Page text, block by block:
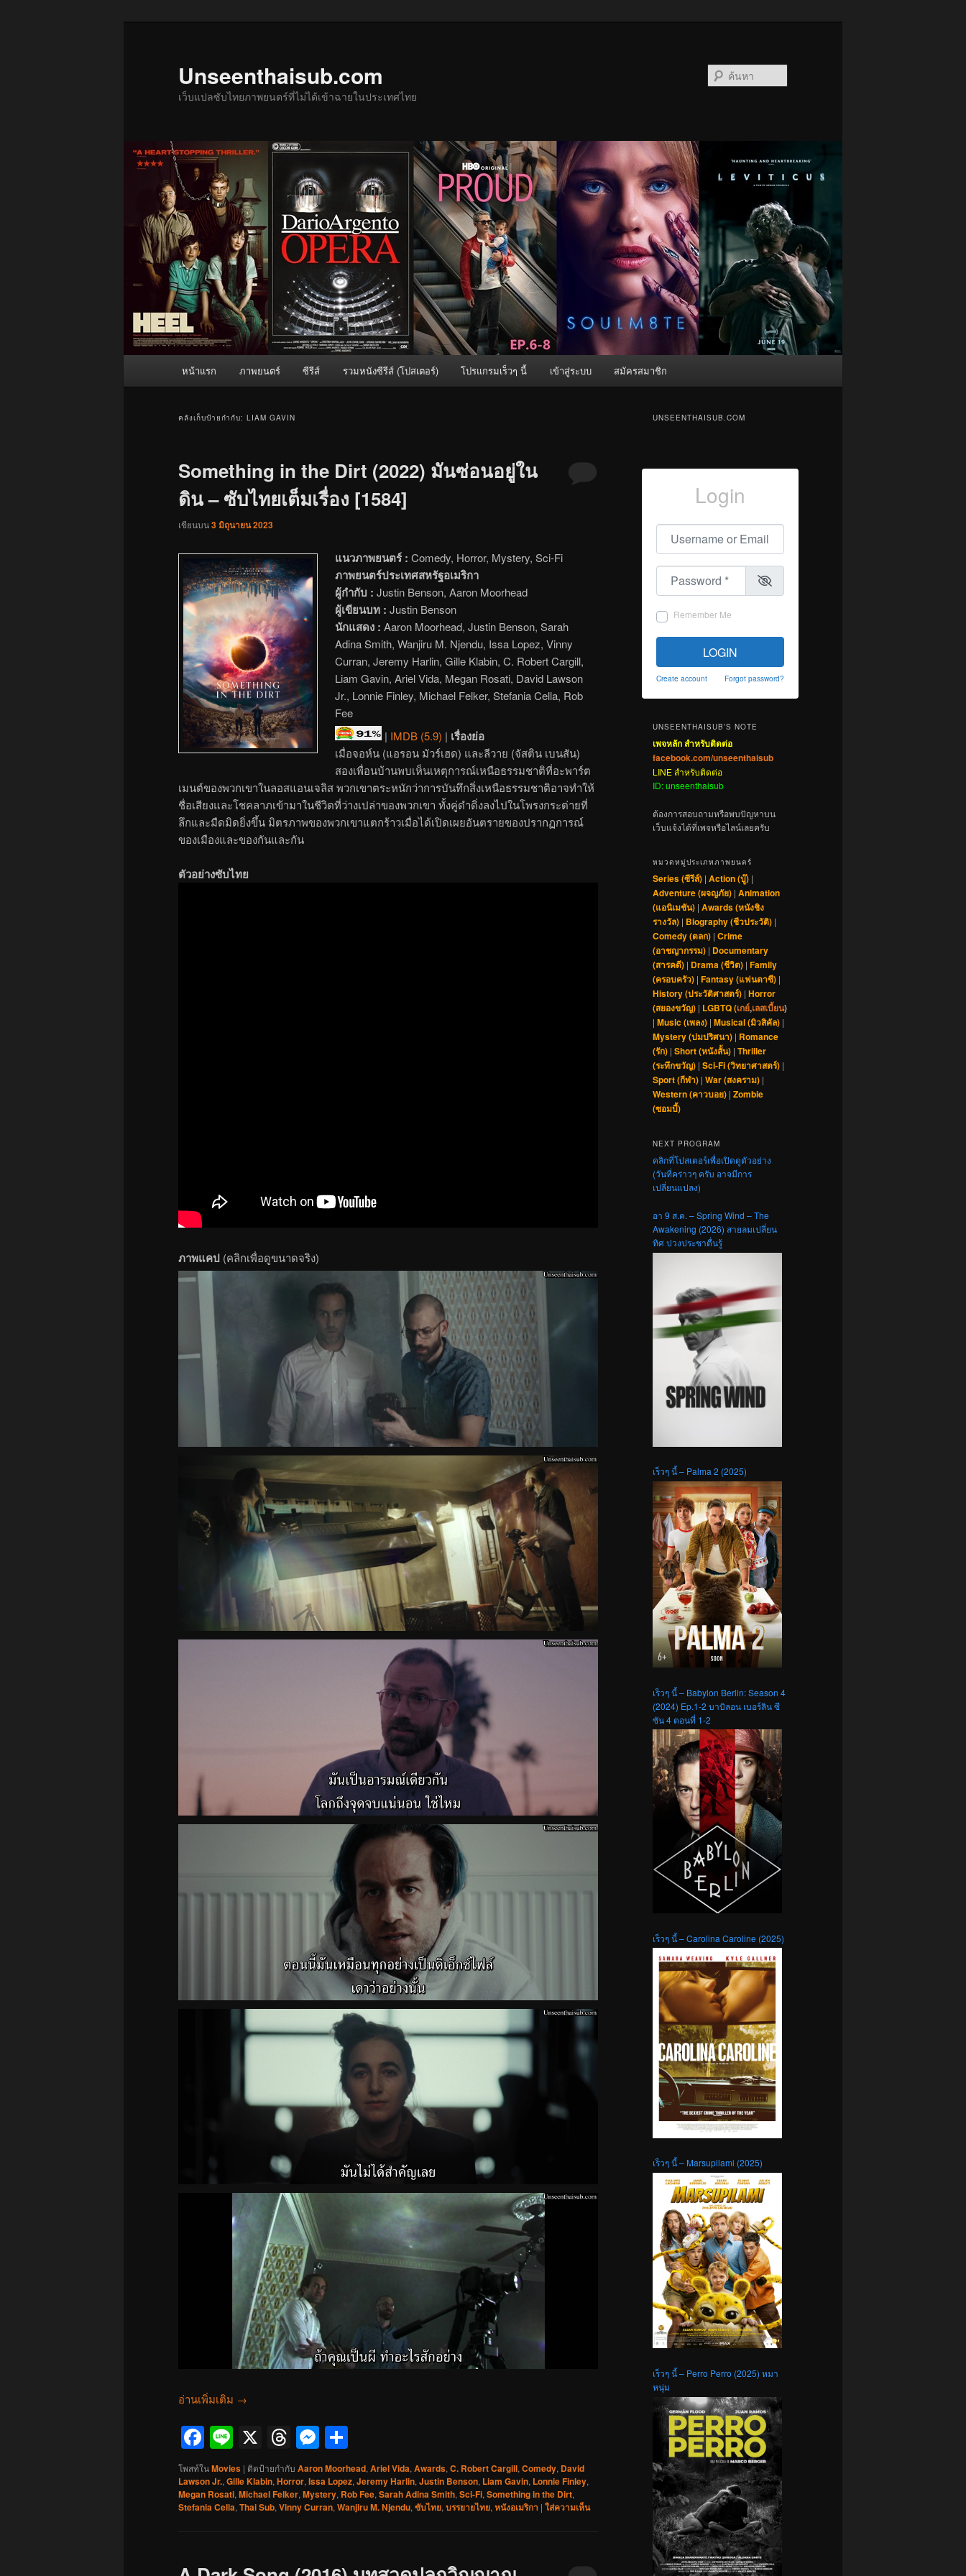
Unseenthaisub.com
เว็บแปลซับไทยภาพยนตร์ที่ไม่ได้เข้าฉายในประเทศไทย
หน้าแรก ภาพยนตร์ ซีรีส์ รวมหนังซีรีส์ (โปสเตอร์) โปรแกรมเร็วๆ นี้ เข้าสู่ระบบ สมัครสมาชิก
คลังเก็บป้ายกำกับ: LIAM GAVIN
Something in the Dirt (2022) มันซ่อนอยู่ใน
ดิน – ซับไทยเต็มเรื่อง [1584]
เขียนบน3 มิถุนายน 2023
แนวภาพยนตร์ : Comedy, Horror, Mystery, Sci-Fi
ภาพยนตร์ประเทศสหรัฐอเมริกา
ผู้กำกับ : Justin Benson, Aaron Moorhead
ผู้เขียนบท : Justin Benson
นักแสดง : Aaron Moorhead, Justin Benson, Sarah
Adina Smith, Wanjiru M. Njendu, Issa Lopez, Vinny
Curran, Jeremy Harlin, Gille Klabin, C. Robert Cargill,
Liam Gavin, Ariel Vida, Megan Rosati, David Lawson
Jr., Lonnie Finley, Michael Felker, Stefania Cella, Rob
Fee
| IMDB (5.9) | เรื่องย่อ
เมื่อจอห์น (แอรอน มัวร์เฮด) และลีวาย (จัสติน เบนสัน)
สองเพื่อนบ้านพบเห็นเหตุการณ์เหนือธรรมชาติที่อะพาร์ต
เมนต์ของพวกเขาในลอสแอนเจลิส พวกเขาตระหนักว่าการบันทึกสิ่งเหนือธรรมชาติอาจทำให้
ชื่อเสียงและโชคลาภเข้ามาในชีวิตที่ว่างเปล่าของพวกเขา ทั้งคู่ดำดิ่งลงไปในโพรงกระต่ายที่
ลึกและมืดมิดยิ่งขึ้น มิตรภาพของพวกเขาแตกร้าวเมื่อได้เปิดเผยอันตรายของปรากฏการณ์
ของเมืองและของกันและกัน
ตัวอย่างซับไทย
ภาพแคป (คลิกเพื่อดูขนาดจริง)
อ่านเพิ่มเติม →
Facebook
Line
X Threads
Messenger
โพสท์ในMovies | ติดป้ายกำกับ Aaron Moorhead,Ariel Vida,Awards,C. Robert Cargill,Comedy, David
Lawson Jr.,Gille Klabin,Horror,Issa Lopez,Jeremy Harlin,Justin Benson, Liam Gavin, Lonnie Finley,
Megan Rosati,Michael Felker,Mystery, Rob Fee,Sarah Adina Smith,Sci-Fi,Something in the Dirt,
Stefania Cella,Thai Sub,Vinny Curran,Wanjiru M. Njendu,ซับไทย,บรรยายไทย,หนังอเมริกา | ใส่ความเห็น
UNSEENTHAISUB.COM
Login
Username or Email
Password
Remember Me
LOGIN
Create account Forgot password?
UNSEENTHAISUB’S NOTE
เพจหลัก สำหรับติดต่อ
facebook.com/unseenthaisub
LINE สำหรับติดต่อ
ID: unseenthaisub
ต้องการสอบถามหรือพบปัญหาบน
เว็บแจ้งได้ที่เพจหรือไลน์เลยครับ
หมวดหมู่ประเภทภาพยนตร์
Series (ซีรีส์) | Action (บู๊) |
Adventure (ผจญภัย) | Animation
(แอนิเมชัน) | Awards (หนังชิง
รางวัล) | Biography (ชีวประวัติ) |
Comedy (ตลก) | Crime
(อาชญากรรม) | Documentary
(สารคดี) | Drama (ชีวิต) | Family
(ครอบครัว) | Fantasy (แฟนตาซี) |
History (ประวัติศาสตร์) | Horror
(สยองขวัญ) | LGBTQ (เกย์,เลสเบี้ยน)
| Music (เพลง) | Musical (มิวสิคัล) |
Mystery (ปมปริศนา) | Romance
(รัก) | Short (หนังสั้น) | Thriller
(ระทึกขวัญ) | Sci-Fi (วิทยาศาสตร์) |
Sport (กีฬา) | War (สงคราม) |
Western (คาวบอย) | Zombie
(ซอมบี้)
NEXT PROGRAM
คลิกที่โปสเตอร์เพื่อเปิดดูตัวอย่าง
(วันที่คร่าวๆ ครับ อาจมีการ
เปลี่ยนแปลง)
อา 9 ส.ค. – Spring Wind – The
Awakening (2026) สายลมเปลี่ยน
ทิศ ปวงประชาตื่นรู้
เร็วๆ นี้ – Palma 2 (2025)
เร็วๆ นี้ – Babylon Berlin: Season 4
(2024) Ep.1-2 บาบิลอน เบอร์ลิน ซี
ซัน 4 ตอนที่ 1-2
เร็วๆ นี้ – Carolina Caroline (2025)
เร็วๆ นี้ – Marsupilami (2025)
เร็วๆ นี้ – Perro Perro (2025) หมา
หนุ่ม